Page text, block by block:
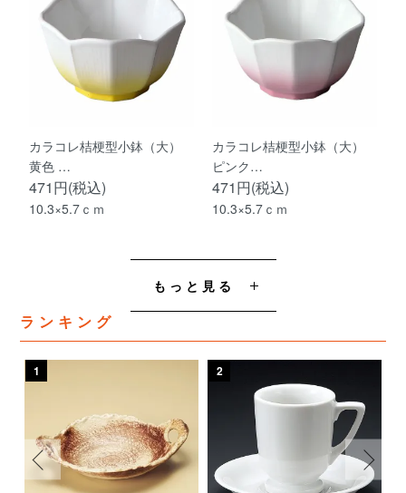
カラコレ桔梗型小鉢（大）
黄色 …
471円(税込)
10.3×5.7ｃｍ
カラコレ桔梗型小鉢（大）
ピンク…
471円(税込)
10.3×5.7ｃｍ
もっと見る
ランキング
1 2